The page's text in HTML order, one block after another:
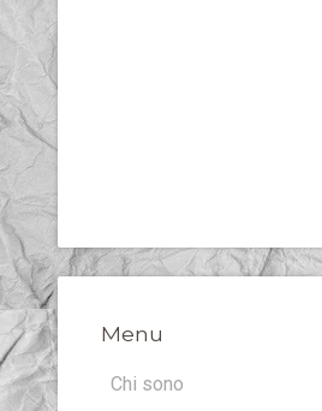
Menu
Chi sono